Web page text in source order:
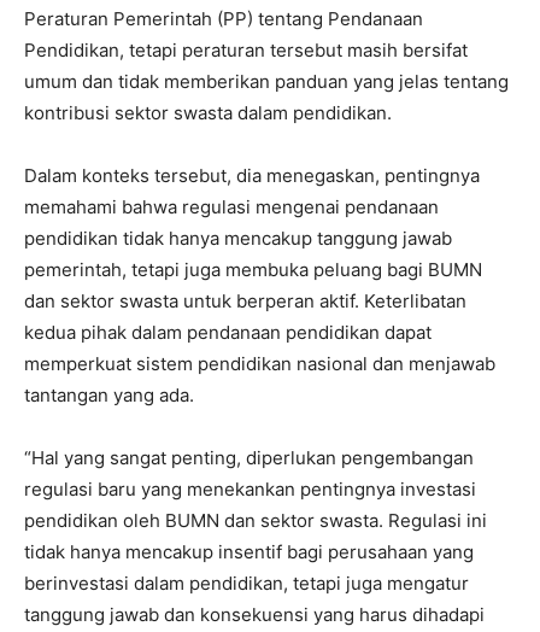
Peraturan Pemerintah (PP) tentang Pendanaan
Pendidikan, tetapi peraturan tersebut masih bersifat
umum dan tidak memberikan panduan yang jelas tentang
kontribusi sektor swasta dalam pendidikan.
Dalam konteks tersebut, dia menegaskan, pentingnya
memahami bahwa regulasi mengenai pendanaan
pendidikan tidak hanya mencakup tanggung jawab
pemerintah, tetapi juga membuka peluang bagi BUMN
dan sektor swasta untuk berperan aktif. Keterlibatan
kedua pihak dalam pendanaan pendidikan dapat
memperkuat sistem pendidikan nasional dan menjawab
tantangan yang ada.
“Hal yang sangat penting, diperlukan pengembangan
regulasi baru yang menekankan pentingnya investasi
pendidikan oleh BUMN dan sektor swasta. Regulasi ini
tidak hanya mencakup insentif bagi perusahaan yang
berinvestasi dalam pendidikan, tetapi juga mengatur
tanggung jawab dan konsekuensi yang harus dihadapi